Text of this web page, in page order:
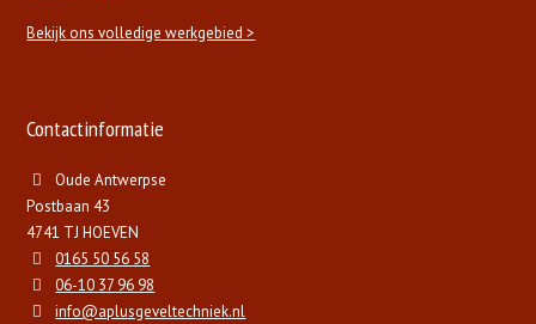
Bekijk ons volledige werkgebied >
Contactinformatie
Oude Antwerpse
Postbaan 43
4741 TJ HOEVEN
0165 50 56 58
06-10 37 96 98
info@aplusgeveltechniek.nl